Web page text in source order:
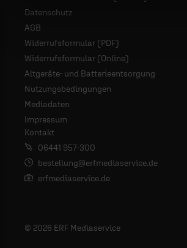
Datenschutz
AGB
Widerrufsformular (PDF)
Widerrufsformular (Online)
Altgeräte- und Batterieentsorgung
Nutzungsbedingungen
Mediadaten
Impressum
Kontakt
06441 957-300
bestellung@erfmediaservice.de
erfmediaservice.de
© 2026 ERF Mediaservice